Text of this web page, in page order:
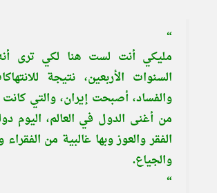
“
مليكي أنت لست هنا لكي ترى
السنوات الأربعين، نتيجة
والفساد، أصبحت إيران، والتي
من أغنى الدول في العالم، اليوم
الفقر والعوز وبها غالبية من
والجياع.
“